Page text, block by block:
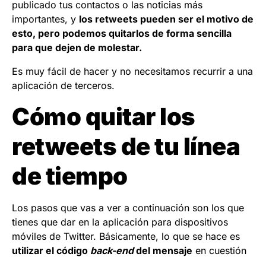
publicado tus contactos o las noticias más
importantes, y los retweets pueden ser el motivo de
esto, pero podemos quitarlos de forma sencilla
para que dejen de molestar.
Es muy fácil de hacer y no necesitamos recurrir a una
aplicación de terceros.
Cómo quitar los
retweets de tu línea
de tiempo
Los pasos que vas a ver a continuación son los que
tienes que dar en la aplicación para dispositivos
móviles de Twitter. Básicamente, lo que se hace es
utilizar el código back-enddel mensaje en cuestión